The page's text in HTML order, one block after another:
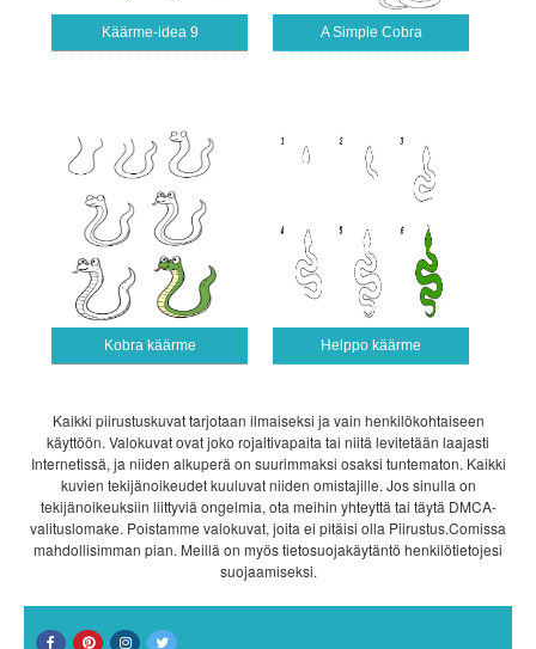
Käärme-idea 9 A Simple Cobra
Kobra käärme Helppo käärme
Kaikki piirustuskuvat tarjotaan ilmaiseksi ja vain henkilökohtaiseen
käyttöön. Valokuvat ovat joko rojaltivapaita tai niitä levitetään laajasti
Internetissä, ja niiden alkuperä on suurimmaksi osaksi tuntematon. Kaikki
kuvien tekijänoikeudet kuuluvat niiden omistajille. Jos sinulla on
tekijänoikeuksiin liittyviä ongelmia, ota meihin yhteyttä tai täytä DMCA-
valituslomake. Poistamme valokuvat, joita ei pitäisi olla Piirustus.Comissa
mahdollisimman pian. Meillä on myös tietosuojakäytäntö henkilötietojesi
suojaamiseksi.